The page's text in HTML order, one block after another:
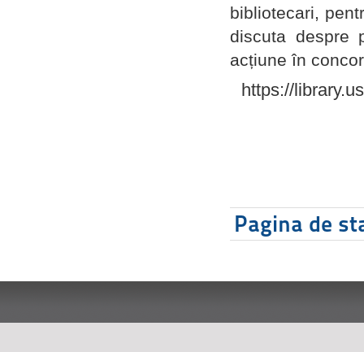
bibliotecari,
discuta despre
acțiune în
https://
Pagina de